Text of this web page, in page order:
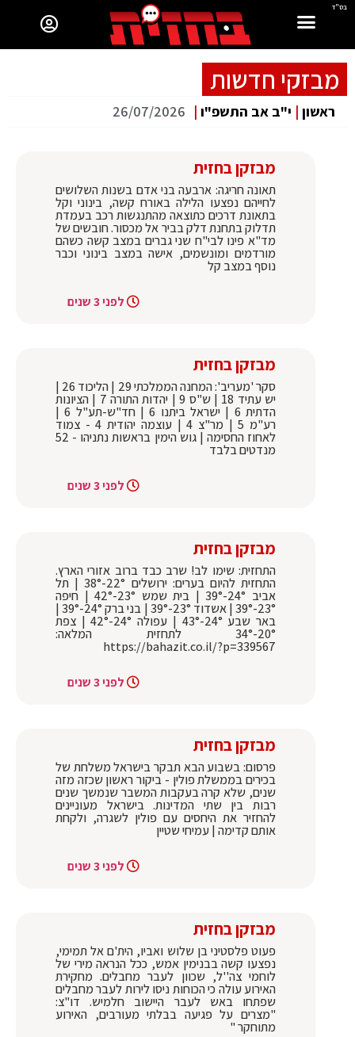
בס"ד
מבזקי חדשות
ראשון | י"ב אב התשפ"ו |
26/07/2026
מבזקן בחזית
תאונה חריגה: ארבעה בני אדם בשנות השלושים
לחייהם נפצעו הלילה באורח קשה, בינוני וקל
בתאונת דרכים כתוצאה מהתנגשות רכב בעמדת
תדלוק בתחנת דלק בביר אל מכסור. חובשים של
מד"א פינו לבי"ח שני גברים במצב קשה כשהם
מורדמים ומונשמים, אישה במצב בינוני וכבר
נוסף במצב קל
לפני 3 שנים
מבזקן בחזית
סקר 'מעריב': המחנה הממלכתי 29 | הליכוד 26 |
יש עתיד 18 | ש"ס 9 | יהדות התורה 7 | הציונות
הדתית 6 | ישראל ביתנו 6 | חד"ש-תע"ל 6 |
רע"מ 5 | מר"צ 4 | עוצמה יהודית 4 - צמוד
לאחוז החסימה | גוש הימין בראשות נתניהו - 52
מנדטים בלבד
לפני 3 שנים
מבזקן בחזית
התחזית: שימו לב! שרב כבד ברוב אזורי הארץ.
התחזית להיום בערים: ירושלים 22°-38° | תל
אביב 24°-39° | בית שמש 23°-42° | חיפה
23°-39° | אשדוד 23°-39° | בני ברק 24°-39° |
באר שבע 24°-43° | עפולה 24°-42° | צפת
20°-34° לתחזית המלאה:
https://bahazit.co.il/?p=339567
לפני 3 שנים
מבזקן בחזית
פרסום: בשבוע הבא תבקר בישראל משלחת של
בכירים בממשלת פולין - ביקור ראשון שכזה מזה
שנים, שלא קרה בעקבות המשבר שנמשך שנים
רבות בין שתי המדינות. בישראל מעוניינים
להחזיר את היחסים עם פולין לשגרה, ולקחת
אותם קדימה | עמיחי שטיין
לפני 3 שנים
מבזקן בחזית
פעוט פלסטיני בן שלוש ואביו, הית'ם אל תמימי,
נפצעו קשה בבנימין אמש, ככל הנראה מירי של
לוחמי צה''ל, שכוון לעבר מחבלים. מחקירת
האירוע עולה כי הכוחות ניסו לירות לעבר מחבלים
שפתחו באש לעבר היישוב חלמיש. דו"צ:
"מצרים על פגיעה בבלתי מעורבים, האירוע
מתוחקר "